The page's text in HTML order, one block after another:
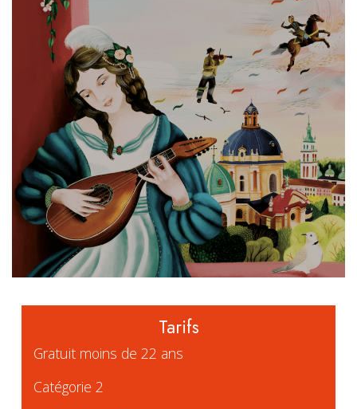
Tarifs
Gratuit moins de 22 ans
Catégorie 2